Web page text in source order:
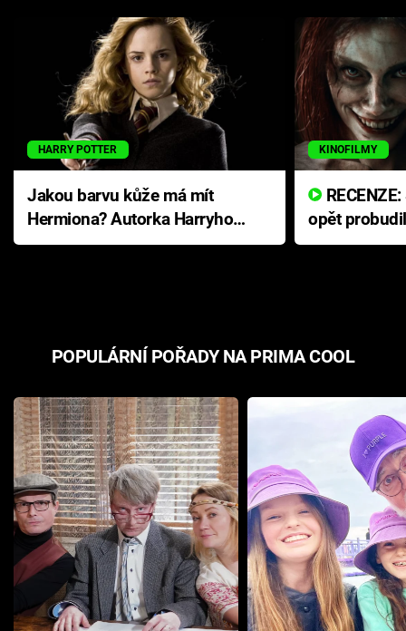
HARRY POTTER
Jakou barvu kůže má mít
Hermiona? Autorka Harryho
Pottera přišla s ráznou
KINOFILMY
opět
přichází s
POPULÁRNÍ POŘADY NA PRIMA COOL